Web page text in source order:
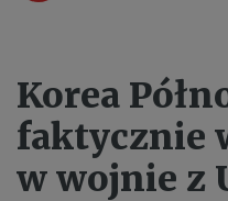
Korea
faktycznie
w wojnie z